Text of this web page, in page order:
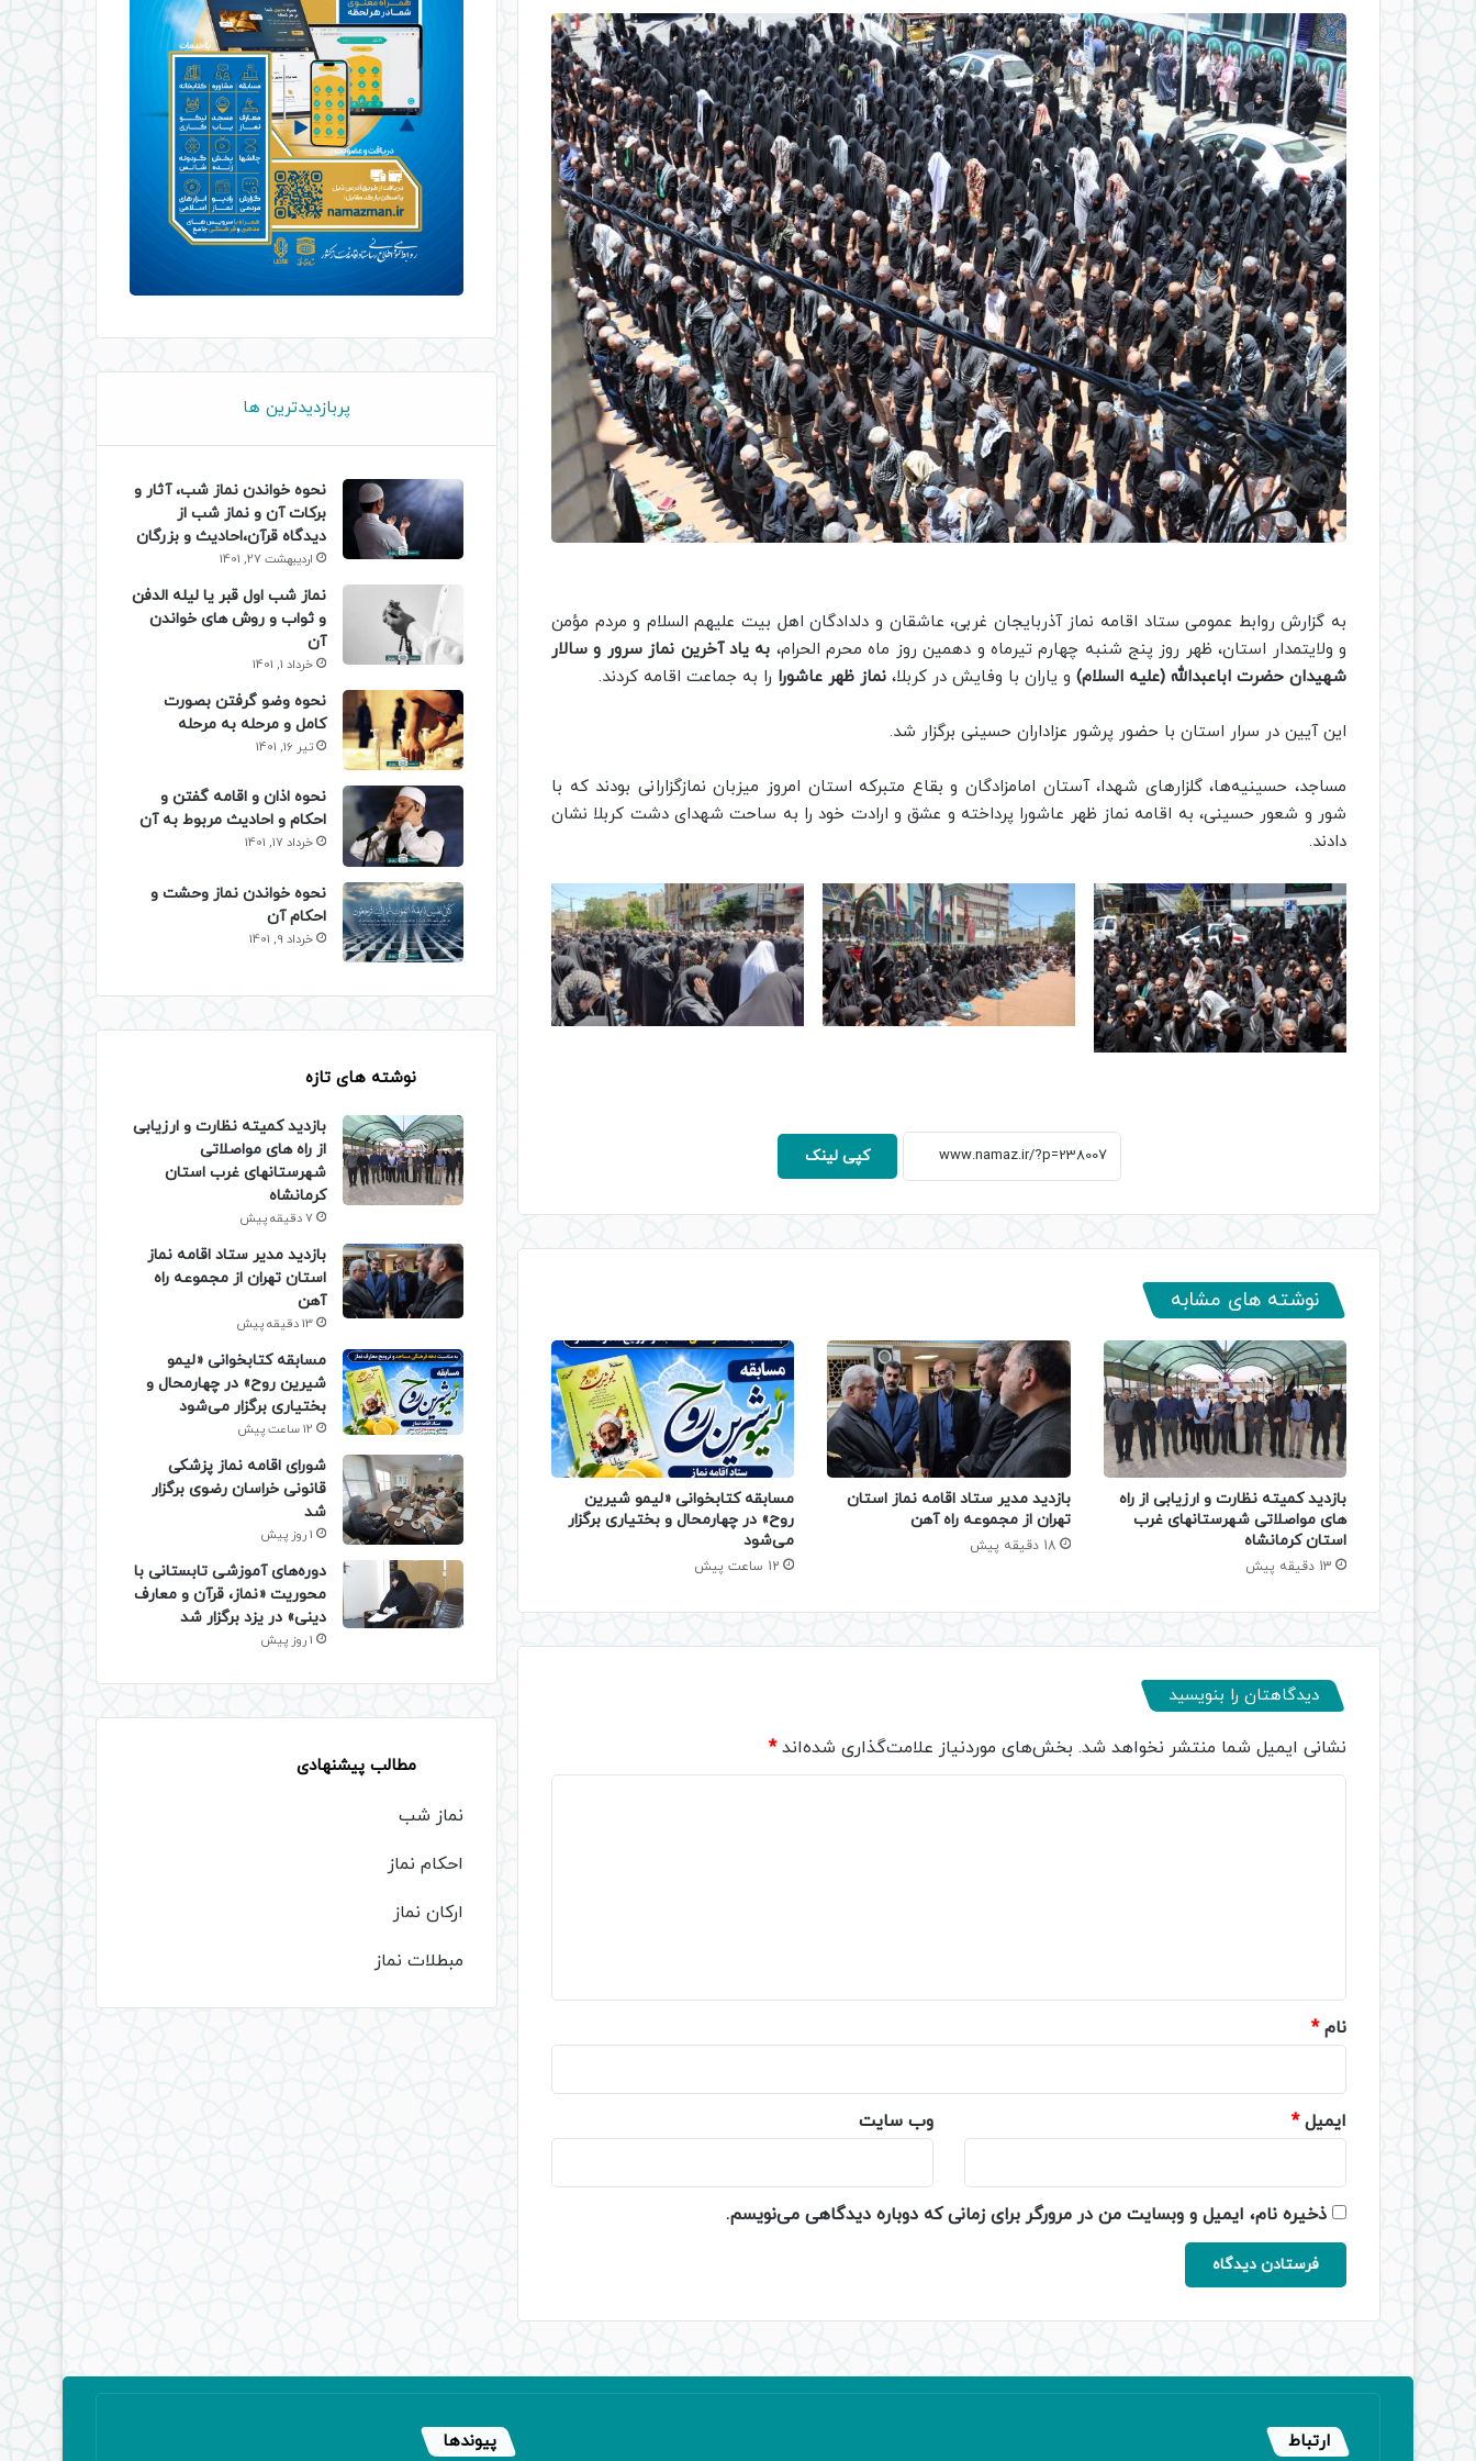
به گزارش روابط عمومی ستاد اقامه نماز آذربایجان غربی، عاشقان و دلدادگان اهل بیت علیهم السلام و مردم مؤمن
و ولایتمدار استان، ظهر روز پنج شنبه چهارم تیرماه و دهمین روز ماه محرم الحرام، به یاد آخرین نماز سرور و سالار
شهیدان حضرت اباعبدالله (علیه السلام) و یاران با وفایش در کربلا، نماز ظهر عاشورا را به جماعت اقامه کردند.
این آیین در سرار استان با حضور پرشور عزاداران حسینی برگزار شد.
مساجد، حسینیه‌ها، گلزارهای شهدا، آستان امامزادگان و بقاع متبرکه استان امروز میزبان نمازگزارانی بودند که با
شور و شعور حسینی، به اقامه نماز ظهر عاشورا پرداخته و عشق و ارادت خود را به ساحت شهدای دشت کربلا نشان
دادند.
کپی لینک
نوشته های مشابه
بازدید کمیته نظارت و ارزیابی از راه
های مواصلاتی شهرستانهای غرب
استان کرمانشاه
13 دقیقه پیش
بازدید مدیر ستاد اقامه نماز استان
تهران از مجموعه راه آهن
18 دقیقه پیش
مسابقه کتابخوانی «لیمو شیرین
روح» در چهارمحال و بختیاری برگزار
می‌شود
12 ساعت پیش
دیدگاهتان را بنویسید
نشانی ایمیل شما منتشر نخواهد شد. بخش‌های موردنیاز علامت‌گذاری شده‌اند*
نام*
ایمیل* وب‌ سایت
ذخیره نام، ایمیل و وبسایت من در مرورگر برای زمانی که دوباره دیدگاهی می‌نویسم.
پربازدیدترین ها
نحوه خواندن نماز شب، آثار و
برکات آن و نماز شب از
دیدگاه قرآن،احادیث و بزرگان
اردیبهشت 27, 1401
نماز شب اول قبر یا لیله الدفن
و ثواب و روش های خواندن
آن
خرداد 1, 1401
نحوه وضو گرفتن بصورت
کامل و مرحله به مرحله
تیر 16, 1401
نحوه اذان و اقامه گفتن و
احکام و احادیث مربوط به آن
خرداد 17, 1401
نحوه خواندن نماز وحشت و
احکام آن
خرداد 9, 1401
نوشته های تازه
بازدید کمیته نظارت و ارزیابی
از راه های مواصلاتی
شهرستانهای غرب استان
کرمانشاه
7 دقیقه پیش
بازدید مدیر ستاد اقامه نماز
استان تهران از مجموعه راه
آهن
13 دقیقه پیش
مسابقه کتابخوانی «لیمو
شیرین روح» در چهارمحال و
بختیاری برگزار می‌شود
12 ساعت پیش
شورای اقامه نماز پزشکی
قانونی خراسان رضوی برگزار
شد
1 روز پیش
دوره‌های آموزشی تابستانی با
محوریت «نماز، قرآن و معارف
دینی» در یزد برگزار شد
1 روز پیش
مطالب پیشنهادی
نماز شب
احکام نماز
ارکان نماز
مبطلات نماز
ارتباط پیوندها